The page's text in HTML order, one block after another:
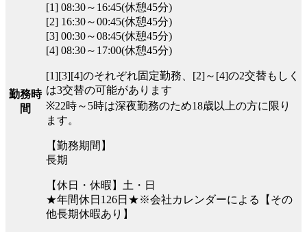
勤務時
間
[1] 08:30～16:45(休憩45分)
[2] 16:30～00:45(休憩45分)
[3] 00:30～08:45(休憩45分)
[4] 08:30～17:00(休憩45分)
[1][3][4]のそれぞれ固定勤務、[2]～[4]の2交替もしく
は3交替の可能があります
※22時～5時は深夜勤務のため18歳以上の方に限り
ます。
【勤務期間】
長期
【休日・休暇】土・日
★年間休日126日★※会社カレンダーによる【その
他長期休暇あり】